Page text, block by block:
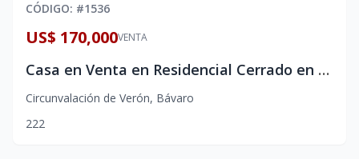
CÓDIGO: #1536
VENTA
US$ 170,000
Casa en Venta en Residencial Cerrado en atalia, Punta Cana | 2 Habitaciones + Paneles Solares
Circunvalación de Verón, Bávaro
222